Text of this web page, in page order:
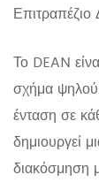
Το DEAN
σχήμα ψηλού
ένταση σε
δημιουργεί
διακόσμηση